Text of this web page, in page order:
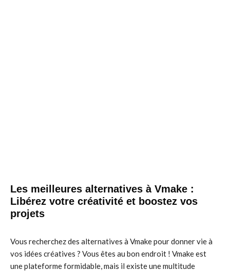
Les meilleures alternatives à Vmake :
Libérez votre créativité et boostez vos
projets
Vous recherchez des alternatives à Vmake pour donner vie à
vos idées créatives ? Vous êtes au bon endroit ! Vmake est
une plateforme formidable, mais il existe une multitude